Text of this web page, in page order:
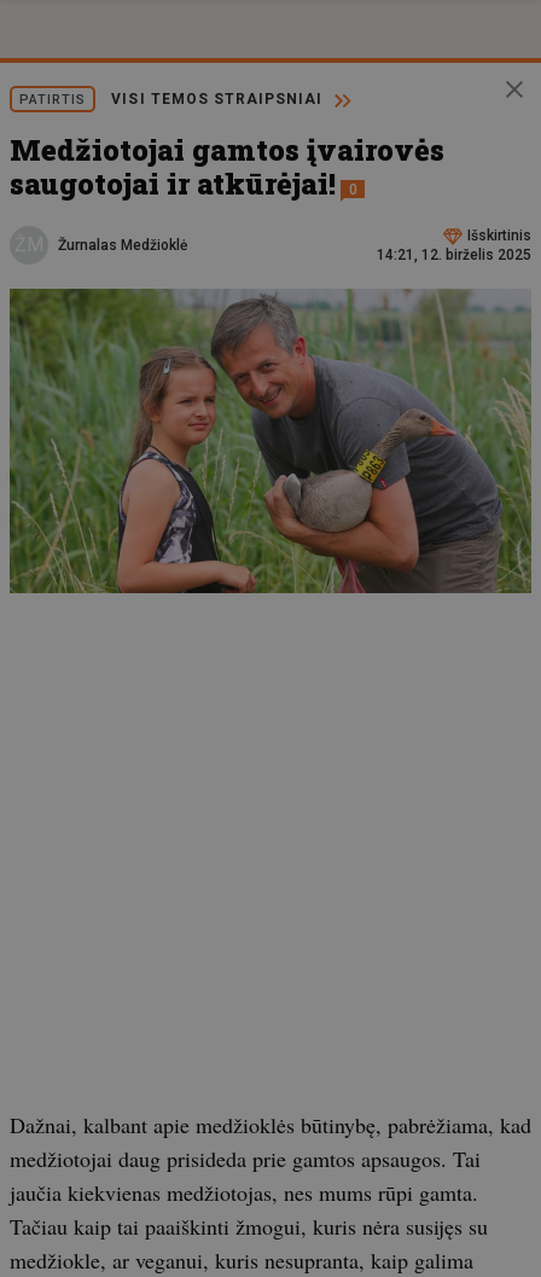
PATIRTIS VISI TEMOS STRAIPSNIAI
Medžiotojai gamtos įvairovės
saugotojai ir atkūrėjai!
0
Žurnalas Medžioklė
Išskirtinis
14:21, 12. birželis 2025
Dažnai, kalbant apie medžioklės būtinybę, pabrėžiama, kad
medžiotojai daug prisideda prie gamtos apsaugos. Tai
jaučia kiekvienas medžiotojas, nes mums rūpi gamta.
Tačiau kaip tai paaiškinti žmogui, kuris nėra susijęs su
medžiokle, ar veganui, kuris nesupranta, kaip galima